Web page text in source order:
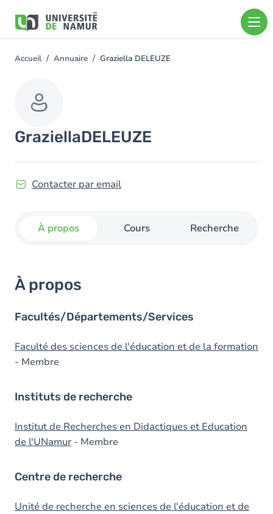
contenu
You
Accueil Annuaire Graziella DELEUZE
GraziellaDELEUZE
Contacter par email
À propos Cours Recherche
À propos
Facultés/Départements/Services
Faculté des sciences de l'éducation et de la formation
- Membre
Instituts de recherche
Institut de Recherches en Didactiques et Education
de l'UNamur - Membre
Centre de recherche
Unité de recherche en sciences de l'éducation et de